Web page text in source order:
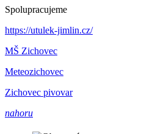
Spolupracujeme
https://utulek-jimlin.cz/
MŠ Zichovec
Meteozichovec
Zichovec pivovar
nahoru